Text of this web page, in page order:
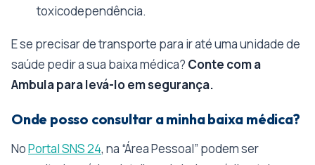
toxicodependência.
E se precisar de transporte para ir até uma unidade de
saúde pedir a sua baixa médica? Conte com a
Ambula para levá-lo em segurança.
Onde posso consultar a minha baixa médica?
NoPortal SNS 24, na “Área Pessoal” podem ser